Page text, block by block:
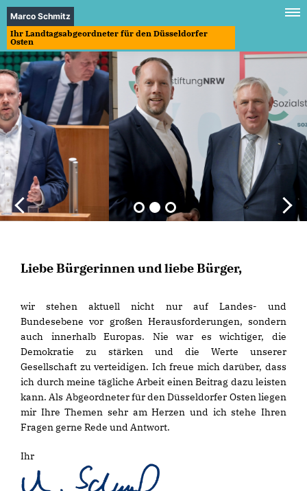
Marco Schmitz
Ihr Landtagsabgeordneter für den Düsseldorfer
Osten
Liebe Bürgerinnen und liebe Bürger,
wir stehen aktuell nicht nur auf Landes- und
Bundesebene vor großen Herausforderungen, sondern
auch innerhalb Europas. Nie war es wichtiger, die
Demokratie zu stärken und die Werte unserer
Gesellschaft zu verteidigen. Ich freue mich darüber, dass
ich durch meine tägliche Arbeit einen Beitrag dazu leisten
kann. Als Abgeordneter für den Düsseldorfer Osten liegen
mir Ihre Themen sehr am Herzen und ich stehe Ihren
Fragen gerne Rede und Antwort.
Ihr